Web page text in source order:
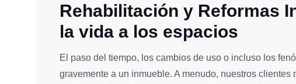
Rehabilitación y Reformas
la vida a los espacios
El paso del tiempo, los cambios de uso o incluso los
gravemente a un inmueble. A menudo, nuestros clientes